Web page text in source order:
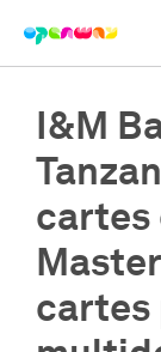
la navigation
I&M
cartes
cartes